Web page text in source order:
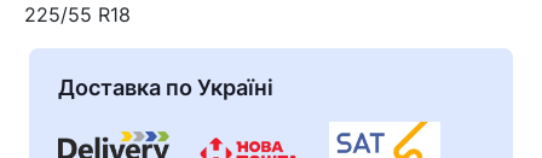
225/55 R18
Доставка по Україні